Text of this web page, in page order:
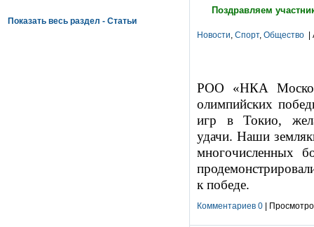
Поздравляем
Новости, Спорт, Общество |
РОО «НКА
олимпийских
игр в Токио,
удачи. Наши
многочисленных
к победе.
Комментариев 0 |
Показать весь раздел - Статьи